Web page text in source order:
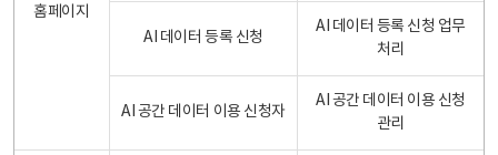
홈페이지
AI 데이터 등록 신청
AI 데이터 등록 신청 업무
처리
AI 공간 데이터 이용 신청자
AI 공간 데이터 이용 신청
관리